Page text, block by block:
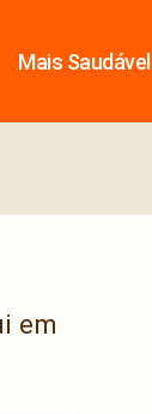
Mais Saudável
em